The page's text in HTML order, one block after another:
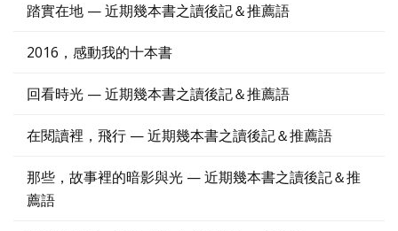
踏實在地 — 近期幾本書之讀後記＆推薦語
2016，感動我的十本書
回看時光 — 近期幾本書之讀後記＆推薦語
在閱讀裡，飛行 — 近期幾本書之讀後記＆推薦語
那些，故事裡的暗影與光 — 近期幾本書之讀後記＆推
薦語